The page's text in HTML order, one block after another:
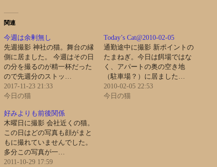
関連
今週は余剰無し
先週撮影 神社の猫。舞台の縁
側に居ました。 今週はその日
の分を撮るのが精一杯だった
ので先週分のストッ…
2017-11-23 21:33
今日の猫
Today’s Cat@2010-02-05
通勤途中に撮影 新ポイントの
たまねぎ。今日は餌場ではな
く、アパートの奥の空き地
（駐車場？）に居ました…
2010-02-05 22:53
今日の猫
好みよりも前後関係
木曜日に撮影 会社近くの猫。
この日はどの写真も顔がまと
もに撮れていませんでした。
多分この写真が一…
2011-10-29 17:59